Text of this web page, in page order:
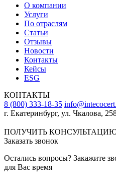
О компании
Услуги
По отраслям
Статьи
Отзывы
Новости
Контакты
Кейсы
ESG
КОНТАКТЫ
8 (800) 333-18-35
г. Екатеринбург, ул. Чкалова,
ПОЛУЧИТЬ
Заказать звонок
Остались вопросы? Закажите
для Вас время